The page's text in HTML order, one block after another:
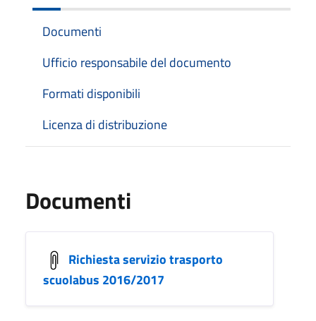
Documenti
Ufficio responsabile del documento
Formati disponibili
Licenza di distribuzione
Documenti
Richiesta servizio trasporto
scuolabus 2016/2017